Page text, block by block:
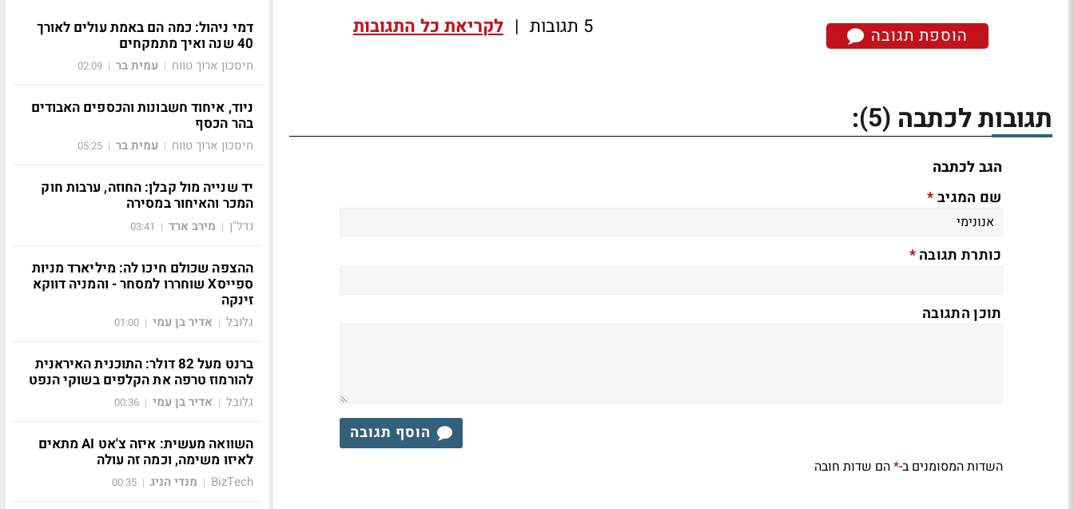
הוספת תגובה 5 תגובות | לקריאת כל התגובות
תגובות לכתבה (5)
:
הגב לכתבה
שם המגיב*
כותרת תגובה*
תוכן התגובה
הוסף תגובה
השדות המסומנים ב-*הם שדות חובה
דמי ניהול: כמה הם באמת עולים לאורך
40 שנה ואיך מתמקחים
חיסכון ארוך טווח | עמית בר |
02:09
ניוד, איחוד חשבונות והכספים האבודים
בהר הכסף
חיסכון ארוך טווח | עמית בר |
05:25
יד שנייה מול קבלן: החוזה, ערבות חוק
המכר והאיחור במסירה
נדל"ן | מירב ארד |
03:41
ההצפה שכולם חיכו לה: מיליארד מניות
ספייסX שוחררו למסחר - והמניה דווקא
זינקה
גלובל | אדיר בן עמי |
01:00
ברנט מעל 82 דולר: התוכנית האיראנית
להורמוז טרפה את הקלפים בשוקי הנפט
גלובל | אדיר בן עמי |
00:36
השוואה מעשית: איזה צ'אט AI מתאים
לאיזו משימה, וכמה זה עולה
BizTech
| מנדי הניג |
00:35